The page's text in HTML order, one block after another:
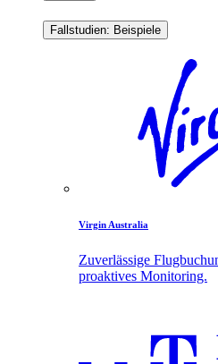
Fallstudien: Beispiele
Virgin Australia
Zuverlässige
proaktives Monitoring.